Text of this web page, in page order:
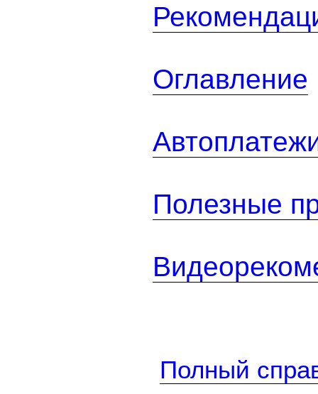
Оглавление
Полезные
Полный